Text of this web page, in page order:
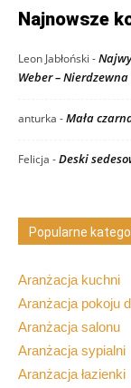
Najnowsze
Leon Jabłoński -
Weber –
anturka -Mała
Felicja -Deski
Popularne
Aranżacja kuchni
Aranżacja pokoju
Aranżacja salonu
Aranżacja sypialni
Aranżacja łazienki